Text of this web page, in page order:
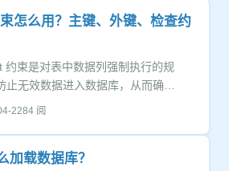
怎么用？主键、外键、检查约
止无效数据进入数据库，从而确…
2284 阅
加载数据库？